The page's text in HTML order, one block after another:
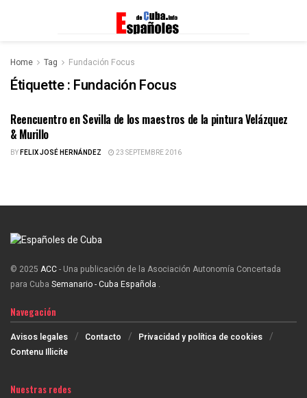
Home Tag Fundación Focus
Étiquette : Fundación Focus
ESPAÑOLES DE CUBA
Reencuentro en Sevilla de los maestros de la pintura Velázquez
& Murillo
BYFELIX JOSÉ HERNÁNDEZ 23 SEPTEMBRE 2016
© 2025 ACC- Una publicación de la Asociación Autonomía Concertada
para Cuba Semanario - Cuba Española .
Navegación
Avisos legales Contacto
Privacidad y política de cookies
Contenu Illicite
Nuestras redes